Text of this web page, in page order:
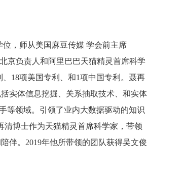
，师从美国麻豆传媒 学会前主席
京负责人和阿里巴巴天猫精灵首席科学
18项美国专利、和1项中国专利。聂再
实体信息挖掘、关系抽取技术、和实体
等领域。引领了业内大数据驱动的知识
清博士作为天猫精灵首席科学家，带领
伴。2019年他所带领的团队获得吴文俊